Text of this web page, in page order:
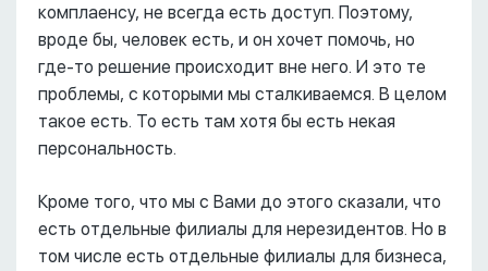
комплаенсу, не всегда есть доступ. Поэтому,
вроде бы, человек есть, и он хочет помочь, но
где-то решение происходит вне него. И это те
проблемы, с которыми мы сталкиваемся. В целом
такое есть. То есть там хотя бы есть некая
персональность.
Кроме того, что мы с Вами до этого сказали, что
есть отдельные филиалы для нерезидентов. Но в
том числе есть отдельные филиалы для бизнеса,